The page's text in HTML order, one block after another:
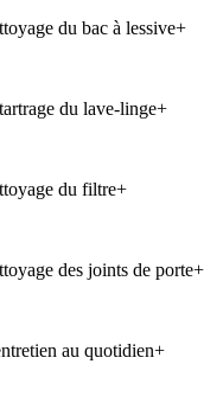
du bac à lessive+
du lave-linge+
du filtre+
des joints de porte+
au quotidien+